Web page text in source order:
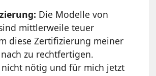
Die Modelle von
mittlerweile teuer
diese Zertifizierung meiner
zu rechtfertigen.
nötig und für mich jetzt